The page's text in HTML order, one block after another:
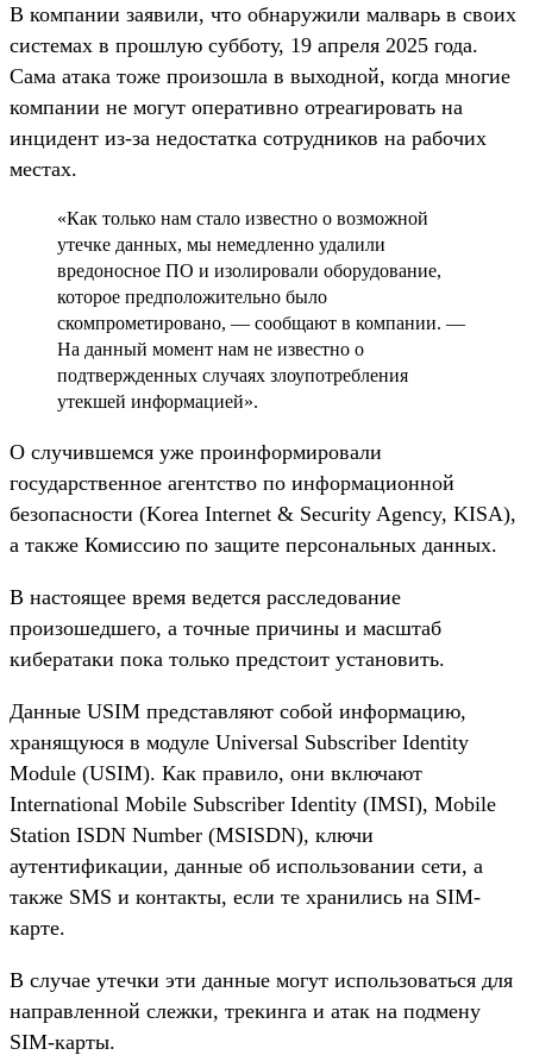
В компании заявили, что обнаружили малварь в своих
системах в прошлую субботу, 19 апреля 2025 года.
Сама атака тоже произошла в выходной, когда многие
компании не могут оперативно отреагировать на
инцидент из-за недостатка сотрудников на рабочих
местах.
«Как только нам стало известно о возможной
утечке данных, мы немедленно удалили
вредоносное ПО и изолировали оборудование,
которое предположительно было
скомпрометировано, — сообщают в компании. —
На данный момент нам не известно о
подтвержденных случаях злоупотребления
утекшей информацией».
О случившемся уже проинформировали
государственное агентство по информационной
безопасности (Korea Internet & Security Agency, KISA),
а также Комиссию по защите персональных данных.
В настоящее время ведется расследование
произошедшего, а точные причины и масштаб
кибератаки пока только предстоит установить.
Данные USIM представляют собой информацию,
хранящуюся в модуле Universal Subscriber Identity
Module (USIM). Как правило, они включают
International Mobile Subscriber Identity (IMSI), Mobile
Station ISDN Number (MSISDN), ключи
аутентификации, данные об использовании сети, а
также SMS и контакты, если те хранились на SIM-
карте.
В случае утечки эти данные могут использоваться для
направленной слежки, трекинга и атак на подмену
SIM-карты.